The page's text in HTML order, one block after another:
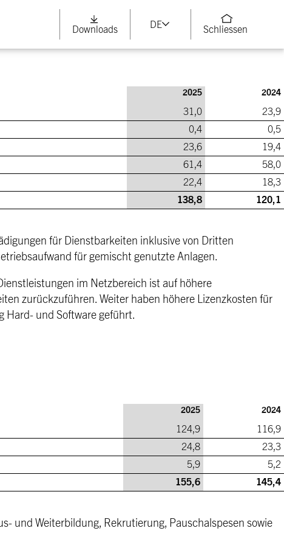
Downloads DE Schliessen
2025 2024
31,0
23,9
0,4
0,5
23,6
19,4
61,4
58,0
22,4
18,3
138,8
120,1
für Dienstbarkeiten inklusive von Dritten
für gemischt genutzte Anlagen.
im Netzbereich ist auf höhere
zurückzuführen. Weiter haben höhere Lizenzkosten für
Hard- und Software geführt.
2025 2024
124,9
116,9
24,8
23,3
5,9
5,2
155,6
145,4
und Weiterbildung, Rekrutierung, Pauschalspesen sowie